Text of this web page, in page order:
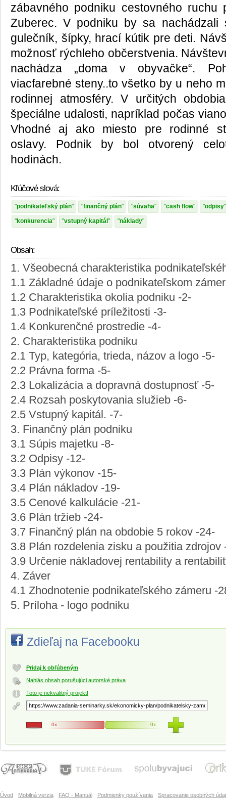
zábavného podniku cestovného
Zuberec. V podniku by sa nachádzali
gulečník, šípky, hrací kútik pre deti.
možnosť rýchleho občerstvenia.
nachádza „doma v obyvačke“.
viacfarebné steny..to všetko by u neho
rodinnej atmosféry. V určitých
špeciálne udalosti, napríklad počas
Vhodné aj ako miesto pre rodinné
oslavy. Podnik by bol otvorený
hodinách.
Kľúčové slová:
podnikateľský plán finančný plán súvaha cash flow odpisy
konkurencia vstupný kapitál náklady
Obsah:
1. Všeobecná charakteristika
1.1 Základné údaje o podnikateľskom
1.2 Charakteristika okolia podniku -2-
1.3 Podnikateľské príležitosti -3-
1.4 Konkurenčné prostredie -4-
2. Charakteristika podniku
2.1 Typ, kategória, trieda, názov a logo -5-
2.2 Právna forma -5-
2.3 Lokalizácia a dopravná dostupnosť -5-
2.4 Rozsah poskytovania služieb -6-
2.5 Vstupný kapitál. -7-
3. Finančný plán podniku
3.1 Súpis majetku -8-
3.2 Odpisy -12-
3.3 Plán výkonov -15-
3.4 Plán nákladov -19-
3.5 Cenové kalkulácie -21-
3.6 Plán tržieb -24-
3.7 Finančný plán na obdobie 5 rokov -24-
3.8 Plán rozdelenia zisku a použitia zdrojov
3.9 Určenie nákladovej rentability a
4. Záver
4.1 Zhodnotenie podnikateľského zámeru -
5. Príloha - logo podniku
Zdieľaj na Facebooku
Pridaj k obľúbeným
Nahlás obsah porušujúci autorské práva
Toto je nekvalitný projekt!
0x 0x
Úvod Mobilná verzia FAQ - Manuál Podmienky používania Spracovanie osobných